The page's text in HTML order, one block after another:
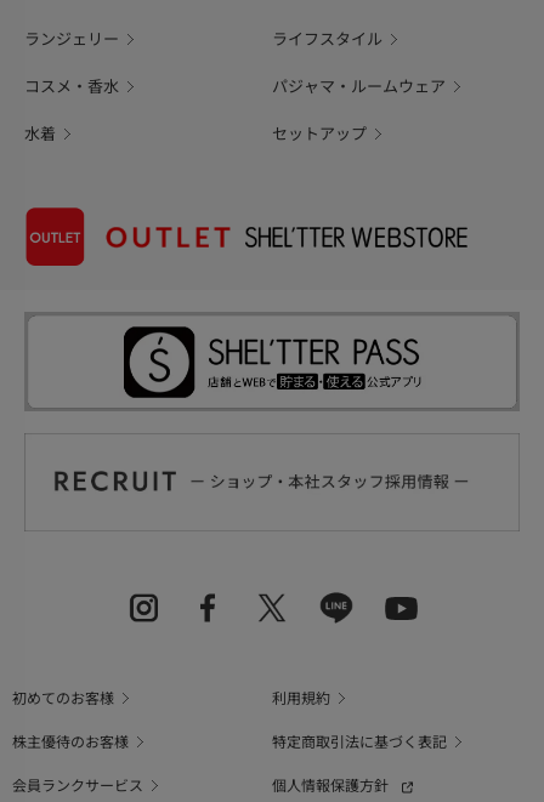
ランジェリー ライフスタイル
コスメ・香水 パジャマ・ルームウェア
水着 セットアップ
初めてのお客様
利用規約
株主優待のお客様
特定商取引法に基づく表記
会員ランクサービス
個人情報保護方針